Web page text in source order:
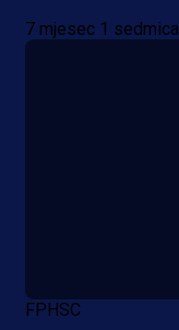
7 mjesec 1 sedmica
FPHSC